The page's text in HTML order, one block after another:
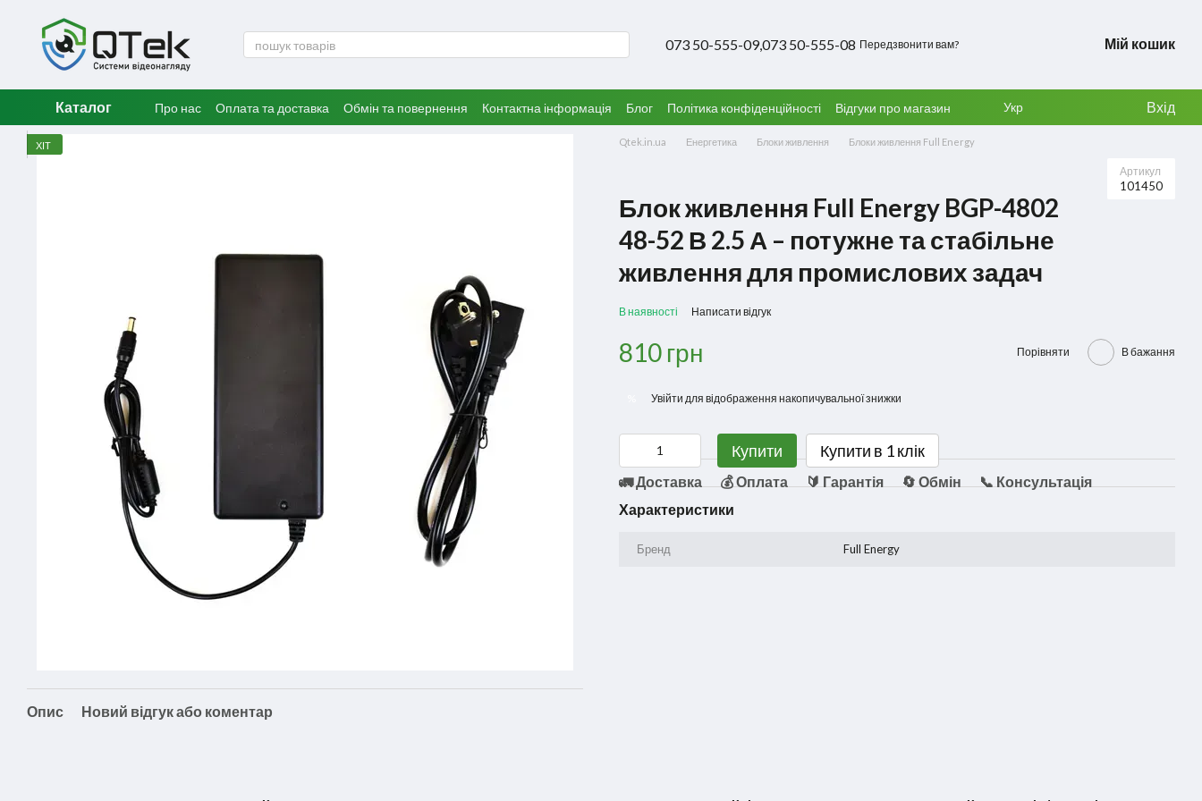
073 50-555-09,073 50-555-08 Передзвонити вам? Мій кошик
Каталог Про нас Оплата та доставка Обмін та повернення Контактна інформація Блог Політика конфіденційності Відгуки про магазин Укр Вхід
ХІТ
Опис Новий відгук або коментар
Qtek.in.ua Енергетика Блоки живлення Блоки живлення Full Energy
Блок живлення Full Energy BGP-4802
48-52 В 2.5 А – потужне та стабільне
живлення для промислових задач
Артикул
101450
В наявності Написати відгук
810 грн Порівняти В бажання
Увійти для відображення накопичувальної знижки
Купити Купити в 1 клік
🚛 Доставка 💰 Оплата 🔰 Гарантія 🔄 Обмін
📞 Консультація
Характеристики
Бренд Full Energy